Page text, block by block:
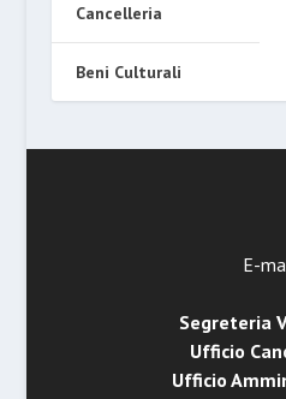
Cancelleria
Beni Culturali
E-
Segreteria
Ufficio
Ufficio